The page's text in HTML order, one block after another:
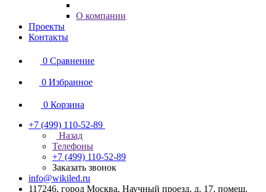
О компании
Проекты
Контакты
0 Сравнение
0 Избранное
0 Корзина
+7 (499) 110-52-89
Назад
Телефоны
+7 (499) 110-52-89
Заказать звонок
info@wikiled.ru
117246, город Москва, Научный проезд, д. 17, помещ.